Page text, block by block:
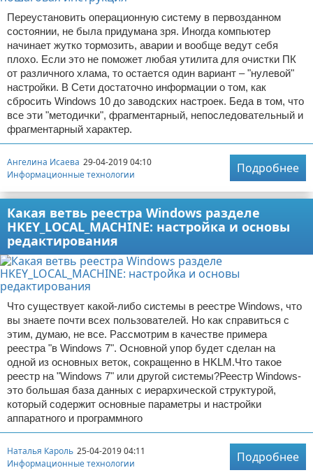
Переустановить операционную систему в первозданном
состоянии, не была придумана зря. Иногда компьютер
начинает жутко тормозить, аварии и вообще ведут себя
плохо. Если это не поможет любая утилита для очистки ПК
от различного хлама, то остается один вариант – "нулевой"
настройки. В Сети достаточно информации о том, как
сбросить Windows 10 до заводских настроек. Беда в том, что
все эти "методички", фрагментарный, непоследовательный и
фрагментарный характер.
Ангелина Исаева 29-04-2019 04:10
Информационные технологии
Подробнее
Какая ветвь реестра Windows разделе
HKEY_LOCAL_MACHINE: настройка и основы
редактирования
Что существует какой-либо системы в реестре Windows, что
вы знаете почти всех пользователей. Но как справиться с
этим, думаю, не все. Рассмотрим в качестве примера
реестра "в Windows 7". Основной упор будет сделан на
одной из основных веток, сокращенно в HKLM.Что такое
реестр на "Windows 7" или другой системы?Реестр Windows-
это большая база данных с иерархической структурой,
который содержит основные параметры и настройки
аппаратного и программного
Наталья Кароль 25-04-2019 04:11
Информационные технологии
Подробнее